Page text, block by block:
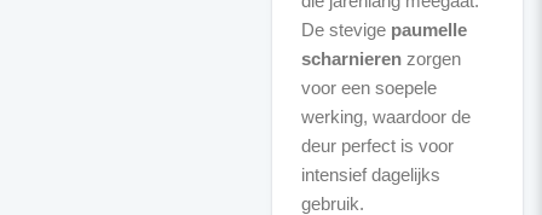
De stevige paumelle
scharnierenzorgen
voor een soepele
werking, waardoor de
deur perfect is voor
intensief dagelijks